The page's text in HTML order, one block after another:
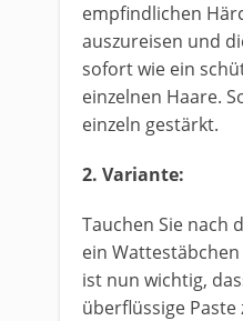
empfindlichen
auszureisen und
sofort wie ein
einzelnen Haare.
einzeln gestärkt.
2. Variante:
Tauchen Sie nach
ein Wattestäbchen
ist nun wichtig,
überflüssige Paste